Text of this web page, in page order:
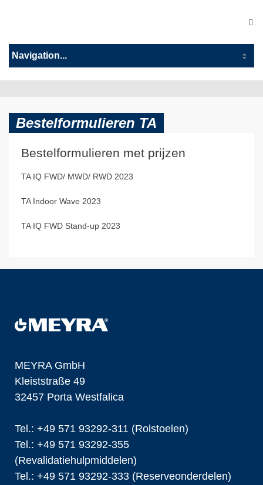
Bestelformulieren TA
Bestelformulieren met prijzen
TA IQ FWD/ MWD/ RWD 2023
TA Indoor Wave 2023
TA IQ FWD Stand-up 2023
MEYRA GmbH
Kleiststraße 49
32457 Porta Westfalica
Tel.: +49 571 93292-311 (Rolstoelen)
Tel.: +49 571 93292-355
(Revalidatiehulpmiddelen)
Tel.: +49 571 93292-333 (Reserveonderdelen)